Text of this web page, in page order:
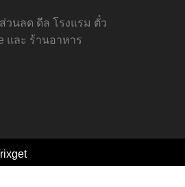
วนลด ดีล โรงแรม ตั๋ว
และ ร้านอาหาร